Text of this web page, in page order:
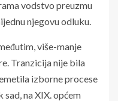
vodstvo preuzmu
njegovu odluku.
više-manje
Tranzicija nije bila
izborne procese
na XIX. općem